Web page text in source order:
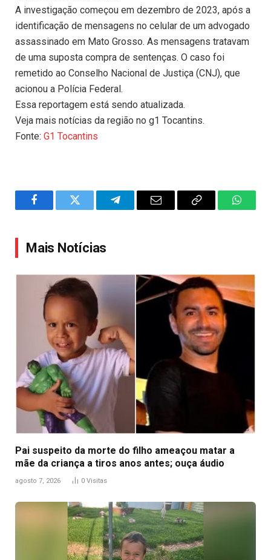
A investigação começou em dezembro de 2023, após a
identificação de mensagens no celular de um advogado
assassinado em Mato Grosso. As mensagens tratavam
de uma suposta compra de sentenças. O caso foi
remetido ao Conselho Nacional de Justiça (CNJ), que
acionou a Polícia Federal.
Essa reportagem está sendo atualizada.
Veja mais notícias da região no g1 Tocantins.
Fonte: G1 Tocantins
FacebookTwitter TelegramEmail
Copy
Mais Notícias
Pai suspeito da morte do filho ameaçou matar a
mãe da criança a tiros anos antes; ouça áudio
agosto 7, 2026 0 Visitas